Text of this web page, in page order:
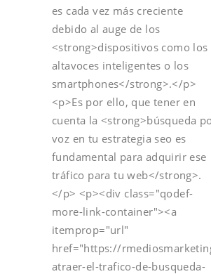
es cada vez más creciente
debido al auge de los
<strong>dispositivos como los
altavoces inteligentes o los
smartphones</strong>.</p>
<p>Es por ello, que tener en
cuenta la <strong>búsqueda
voz en tu estrategia seo es
fundamental para adquirir ese
tráfico para tu web</strong>.
</p> <p><div class="qodef-
more-link-container"><a
itemprop="url"
href="https://
atraer-el-trafico-de-busqueda-